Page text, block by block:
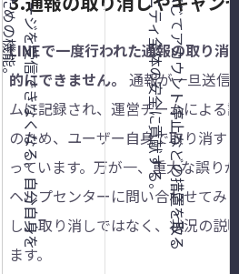
守
。LINEで一度行われた通報の取り消
的にできません。 通報が一旦送信
ムに記録され、運営チームによる
のため、ユーザー自身で取り消す
っています。万が一、重大な誤り
ヘルプセンターに問い合わせてみ
し、取り消しではなく、状況の説
ます。